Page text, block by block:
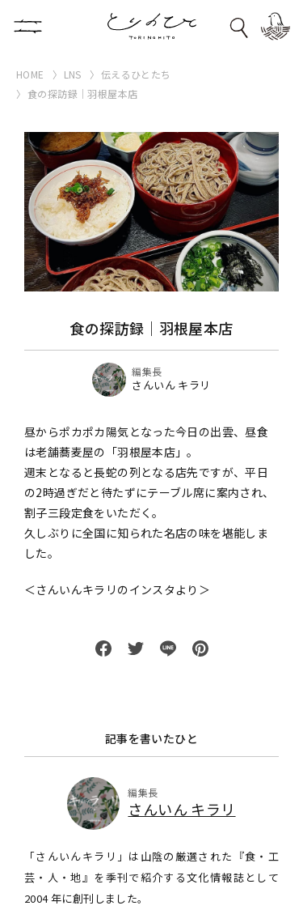
HOME LNS
伝えるひとたち
食の探訪録｜羽根屋本店
食の探訪録｜羽根屋本店
編集長
さんいん キラリ
昼からポカポカ陽気となった今日の出雲、昼食
は老舗蕎麦屋の「羽根屋本店」。
週末となると長蛇の列となる店先ですが、平日
の2時過ぎだと待たずにテーブル席に案内され、
割子三段定食をいただく。
久しぶりに全国に知られた名店の味を堪能しま
した。
＜さんいんキラリのインスタより＞
記事を書いたひと
編集長
さんいん キラリ
「さんいんキラリ」は山陰の厳選された『食・工
芸・人・地』を季刊で紹介する文化情報誌として
2004 年に創刊しました。